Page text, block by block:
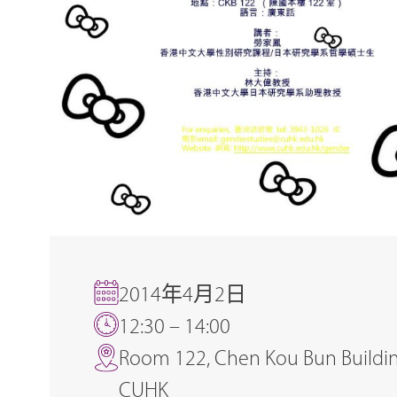
2014年4月2日
12:30 – 14:00
Room 122, Chen Kou Bun
CUHK